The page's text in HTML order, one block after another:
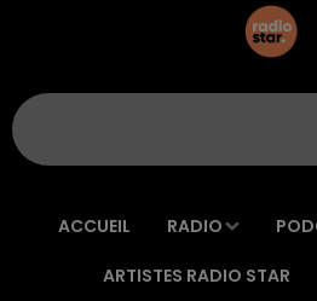
ACCUEIL RADIO
ARTISTES RADIO STAR